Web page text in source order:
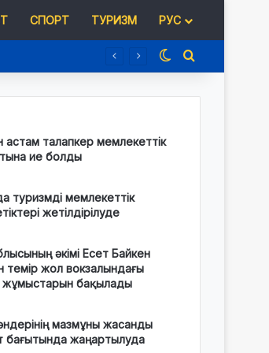
СПОРТ ТУРИЗМ РУС
Switch skin
Іздеу
астам талапкер мемлекеттік
ие болды
туризмді мемлекеттік
жетілдірілуде
әкімі Есет Байкен
темір жол вокзалындағы
жұмыстарын бақылады
мазмұны жасанды
бағытында жаңартылуда